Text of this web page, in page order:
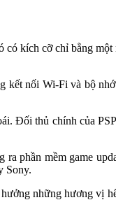
kích cỡ chỉ bằng một
kết nối Wi-Fi và bộ
Đối thủ chính của
phần mềm game
Sony.
những hương vị